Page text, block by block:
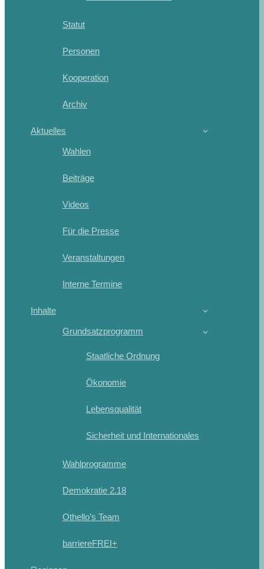
Statut
Personen
Kooperation
Archiv
Aktuelles
Wahlen
Beiträge
Videos
Für die Presse
Veranstaltungen
Interne Termine
Inhalte
Grundsatzprogramm
Staatliche Ordnung
Ökonomie
Lebensqualität
Sicherheit und Internationales
Wahlprogramme
Demokratie 2.18
Othello’s Team
barriereFREI+